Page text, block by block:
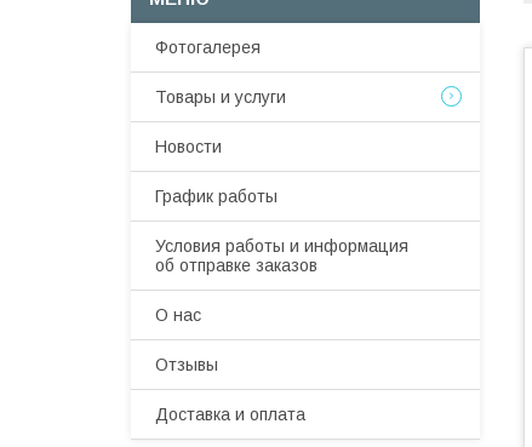
Фотогалерея
Товары и услуги
Новости
График работы
Условия работы и информация
об отправке заказов
О нас
Отзывы
Доставка и оплата